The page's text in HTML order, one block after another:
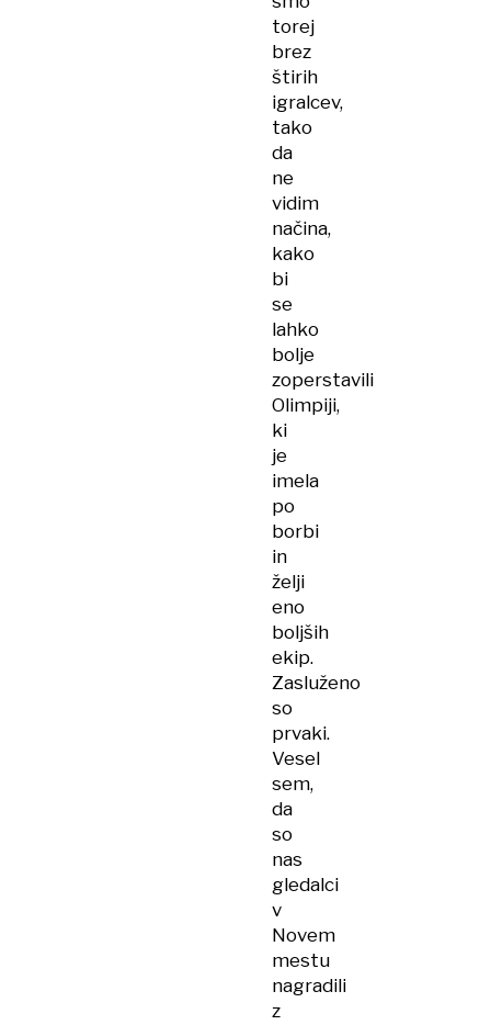
torej
brez
štirih
igralcev,
tako
da
ne
vidim
načina,
kako
bi
se
lahko
bolje
zoperstavili
Olimpiji,
ki
je
imela
po
borbi
in
želji
eno
boljših
ekip.
Zasluženo
so
prvaki.
Vesel
sem,
da
so
nas
gledalci
v
Novem
mestu
nagradili
z